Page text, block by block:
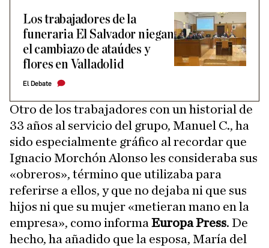
Los trabajadores de la
funeraria El Salvador niegan
el cambiazo de ataúdes y
flores en Valladolid
El Debate
Otro de los trabajadores con un historial de
33 años al servicio del grupo, Manuel C., ha
sido especialmente gráfico al recordar que
Ignacio Morchón Alonso les consideraba sus
«obreros», término que utilizaba para
referirse a ellos, y que no dejaba ni que sus
hijos ni que su mujer «metieran mano en la
empresa», como informa Europa Press. De
hecho, ha añadido que la esposa, María del